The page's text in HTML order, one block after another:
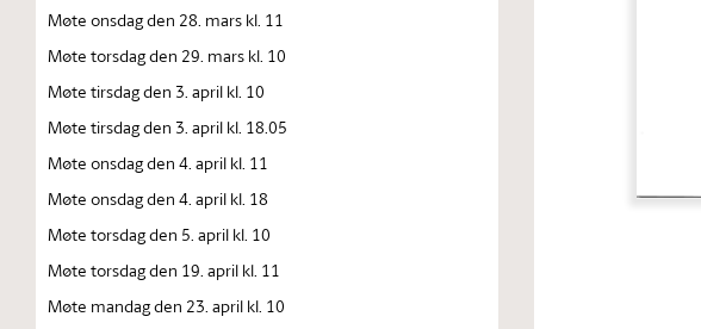
Møte onsdag den 28. mars kl. 11
Møte torsdag den 29. mars kl. 10
Møte tirsdag den 3. april kl. 10
Møte tirsdag den 3. april kl. 18.05
Møte onsdag den 4. april kl. 11
Møte onsdag den 4. april kl. 18
Møte torsdag den 5. april kl. 10
Møte torsdag den 19. april kl. 11
Møte mandag den 23. april kl. 10